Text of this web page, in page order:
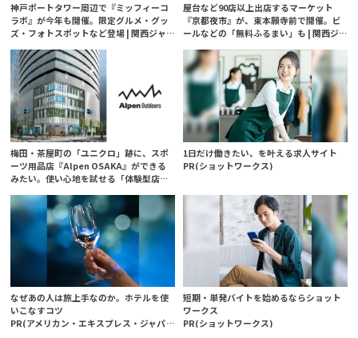
神戸ポートタワー周辺で『ミッフィーコ
ラボ』が今年も開催。限定グルメ・グッ
ズ・フォトスポットなど登場 | 関西ジャ
屋台など90店以上出店するマーケット
『京都夜市』が、東本願寺前で開催。ビ
ールなどの「無料ふるまい」も | 関西ジ
梅田・茶屋町の「ユニクロ」跡に、スポ
ーツ用品店『Alpen OSAKA』ができる
みたい。使い心地を試せる「体験型店
1日だけ働きたい、を叶える求人サイト
PR(ショットワークス)
なぜあの人は旅上手なのか。ホテルを使
いこなすコツ
PR(アメリカン・エキスプレス・ジャパン)
短期・単発バイトを始めるならショット
ワークス
PR(ショットワークス)